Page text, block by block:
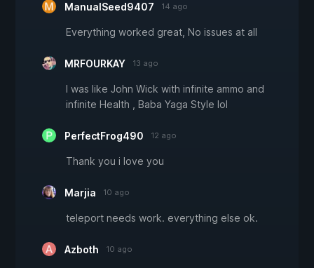
ManualSeed9407 14 ago
Everything worked great, No issues at all
MRFOURKAY 13 ago
I was like John Wick with infinite ammo and
infinite Health , Baba Yaga Style lol
PerfectFrog490 12 ago
Thank you i love you
Marjia 10 ago
teleport needs work. everything else ok.
Azboth 10 ago